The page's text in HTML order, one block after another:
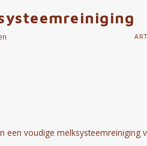
een voudige melksysteemreiniging